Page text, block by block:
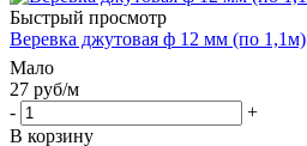
Быстрый просмотр
Веревка джутовая ф 12 мм (по 1,1м)
Мало
27 руб/м
-
+
В корзину